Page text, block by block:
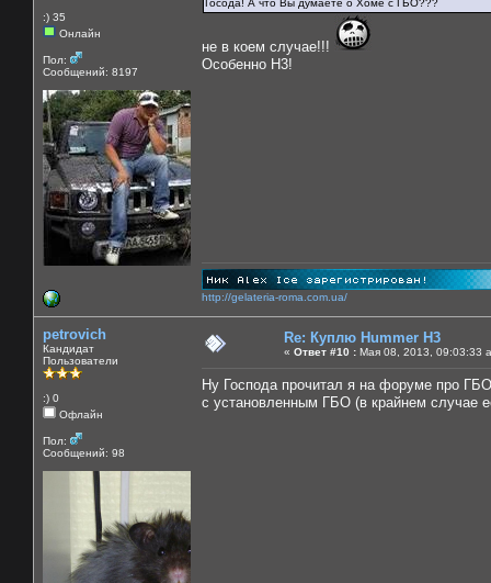
:) 35
Онлайн
Пол:
Сообщений: 8197
Госода! А что Вы думаете о Хоме с ГБО???
не в коем случае!!!
Особенно Н3!
http://gelateria-roma.com.ua/
petrovich
Кандидат
Пользователи
:) 0
Офлайн
Пол:
Сообщений: 98
Re: Куплю Hummer H3
« Ответ #10 : Мая 08, 2013, 09:03:33
Ну Господа прочитал я на форуме про
с установленным ГБО (в крайнем случае